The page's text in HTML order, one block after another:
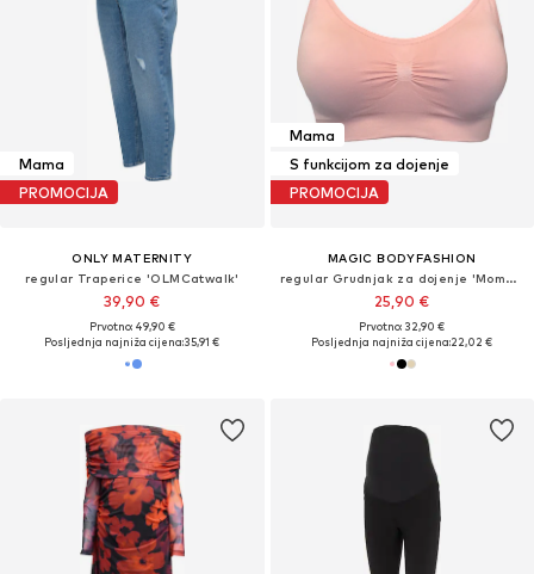
Mama
PROMOCIJA
ONLY MATERNITY
regular Traperice 'OLMCatwalk'
39,90 €
Prvotno: 49,90 €
Posljednja najniža cijena:35,91 €
Mama
S funkcijom za dojenje
PROMOCIJA
MAGIC BODYFASHION
regular Grudnjak za dojenje 'Mommy Comfort'
25,90 €
Prvotno: 32,90 €
Posljednja najniža cijena:22,02 €